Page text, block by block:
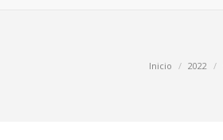
Inicio 2022